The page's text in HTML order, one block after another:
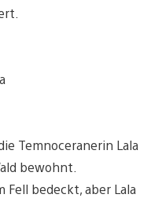
Temnoceranerin Lala
bewohnt.
bedeckt, aber Lala